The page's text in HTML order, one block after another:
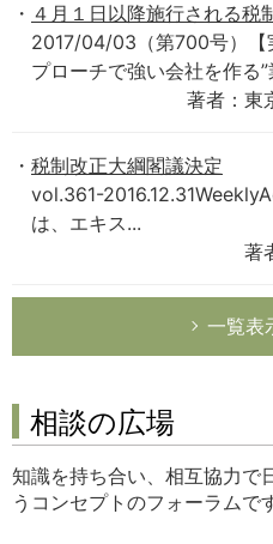
４月１日以降施行される税
2017/04/03（第700号）【
プローチで強い会社を作る
著者：東
税制改正大綱閣議決定
vol.361-
は、エキス...
著
一覧表
相談の広場
知識を持ち合い、相互協力で
うコンセプトのフォーラムで